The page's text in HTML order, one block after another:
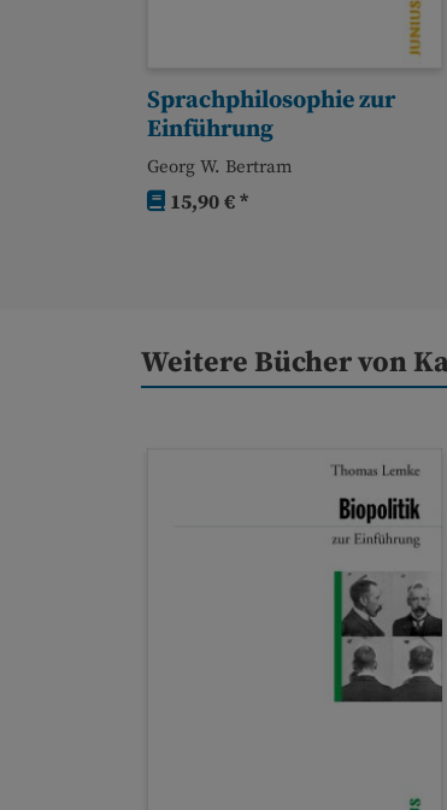
Sprachphilosophie zur
Einführung
Georg W. Bertram
15,90 € *
Weitere Bücher von